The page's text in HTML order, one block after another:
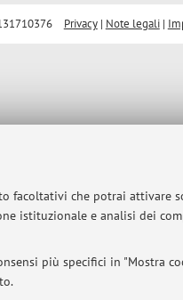
facoltativi che potrai attivare
istituzionale e analisi dei
più specifici in "Mostra
Privacy| Note legali|